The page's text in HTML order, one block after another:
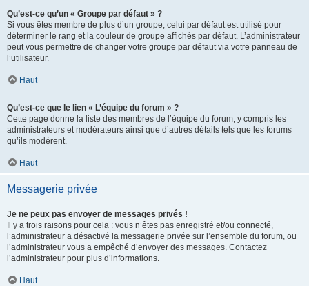
Qu’est-ce qu’un « Groupe par défaut » ?
Si vous êtes membre de plus d’un groupe, celui par défaut est utilisé pour
déterminer le rang et la couleur de groupe affichés par défaut. L’administrateur
peut vous permettre de changer votre groupe par défaut via votre panneau de
l’utilisateur.
Haut
Qu’est-ce que le lien « L’équipe du forum » ?
Cette page donne la liste des membres de l’équipe du forum, y compris les
administrateurs et modérateurs ainsi que d’autres détails tels que les forums
qu’ils modèrent.
Haut
Messagerie privée
Je ne peux pas envoyer de messages privés !
Il y a trois raisons pour cela : vous n’êtes pas enregistré et/ou connecté,
l’administrateur a désactivé la messagerie privée sur l’ensemble du forum, ou
l’administrateur vous a empêché d’envoyer des messages. Contactez
l’administrateur pour plus d’informations.
Haut